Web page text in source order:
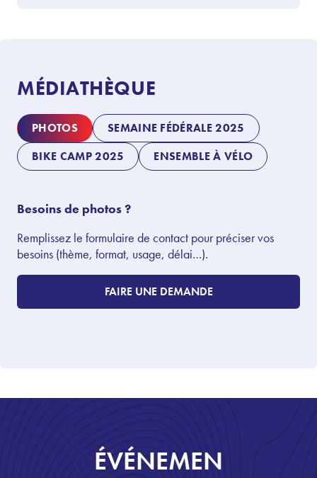
MÉDIATHÈQUE
PHOTOS
SEMAINE FÉDÉRALE 2025
BIKE CAMP 2025
ENSEMBLE À VÉLO
Besoins de photos ?
Remplissez le formulaire de contact pour préciser vos
besoins (thème, format, usage, délai…).
FAIRE UNE DEMANDE
ÉVÉNEMEN